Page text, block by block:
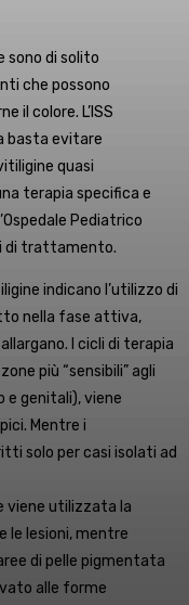
sono di solito
che possono
il colore. L’ISS
basta evitare
quasi
terapia specifica e
Pediatrico
di trattamento.
indicano l’utilizzo di
nella fase attiva,
I cicli di terapia
più “sensibili” agli
genitali), viene
Mentre i
solo per casi isolati ad
viene utilizzata la
le lesioni, mentre
di pelle pigmentata
alle forme